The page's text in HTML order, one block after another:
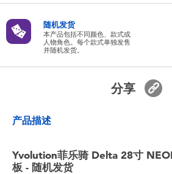
电池
新登场
随机发货
本产品包括不同颜色、款式或
人物角色。每个款式单独发售
并随机发货。
分享
产品描述
Yvolution菲乐骑 Delta 28寸
板 - 随机发货